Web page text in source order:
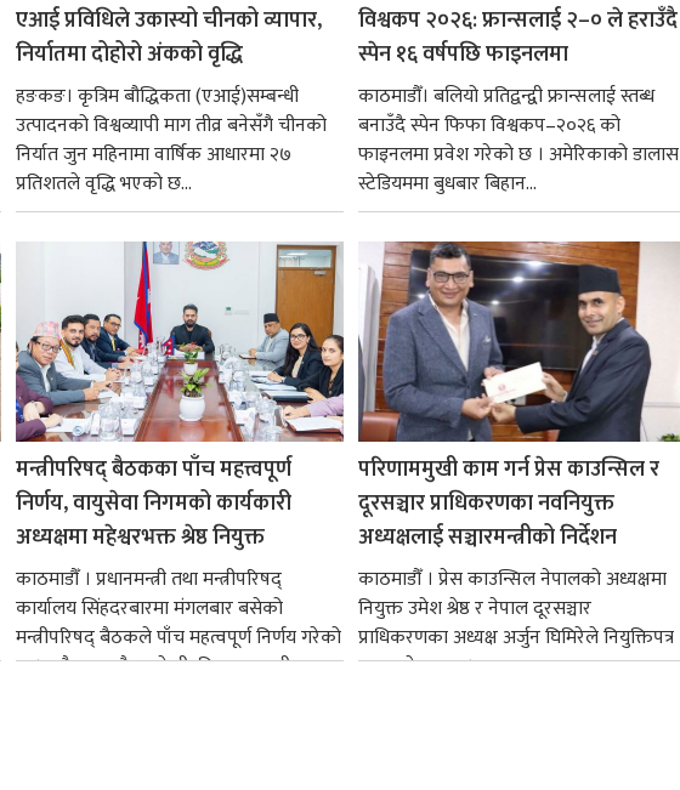
एआई प्रविधिले उकास्यो चीनको व्यापार,
निर्यातमा दोहोरो अंकको वृद्धि
हङकङ। कृत्रिम बौद्धिकता (एआई)सम्बन्धी
उत्पादनको विश्वव्यापी माग तीव्र बनेसँगै चीनको
निर्यात जुन महिनामा वार्षिक आधारमा २७
प्रतिशतले वृद्धि भएको छ...
विश्वकप २०२६: फ्रान्सलाई २–० ले हराउँदै
स्पेन १६ वर्षपछि फाइनलमा
काठमाडौँ। बलियो प्रतिद्वन्द्वी फ्रान्सलाई स्तब्ध
बनाउँदै स्पेन फिफा विश्वकप–२०२६ को
फाइनलमा प्रवेश गरेको छ । अमेरिकाको डालास
स्टेडियममा बुधबार बिहान...
मन्त्रीपरिषद् बैठकका पाँच महत्त्वपूर्ण
निर्णय, वायुसेवा निगमको कार्यकारी
अध्यक्षमा महेश्वरभक्त श्रेष्ठ नियुक्त
काठमाडौँ । प्रधानमन्त्री तथा मन्त्रीपरिषद्
कार्यालय सिंहदरबारमा मंगलबार बसेको
मन्त्रीपरिषद् बैठकले पाँच महत्वपूर्ण निर्णय गरेको
छ । यसैक्रममा बैडकले बीउबिजनसम्बन्धी...
परिणाममुखी काम गर्न प्रेस काउन्सिल र
दूरसञ्चार प्राधिकरणका नवनियुक्त
अध्यक्षलाई सञ्चारमन्त्रीको निर्देशन
काठमाडौँ । प्रेस काउन्सिल नेपालको अध्यक्षमा
नियुक्त उमेश श्रेष्ठ र नेपाल दूरसञ्चार
प्राधिकरणका अध्यक्ष अर्जुन घिमिरेले नियुक्तिपत्र
ग्रहण गरेका छन्।...